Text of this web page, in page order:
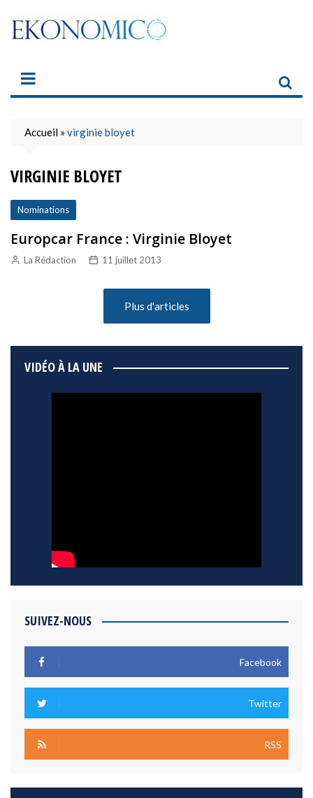
content
Accueil » virginie bloyet
VIRGINIE BLOYET
Nominations
Europcar France : Virginie Bloyet
La Rédaction 11 juillet 2013
Plus d'articles
VIDÉO À LA UNE
SUIVEZ-NOUS
Facebook
Twitter
RSS